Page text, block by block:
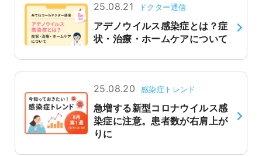
お知らせ
よくあるご質問
25.08.21 ドクター通信
アデノウイルス感染症とは？症
状・治療・ホームケアについて
25.08.20 感染症トレンド
急増する新型コロナウイルス感
染症に注意。患者数が右肩上が
りに